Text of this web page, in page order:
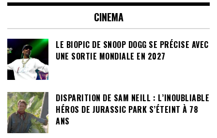
CINEMA
LE BIOPIC DE SNOOP DOGG SE PRÉCISE AVEC
UNE SORTIE MONDIALE EN 2027
DISPARITION DE SAM NEILL : L’INOUBLIABLE
HÉROS DE JURASSIC PARK S’ÉTEINT À 78
ANS